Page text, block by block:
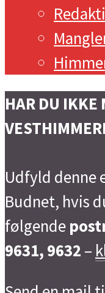
HAR DU IKKE
Udfyld denne
Budnet, hvis
følgende
9631, 9632 –